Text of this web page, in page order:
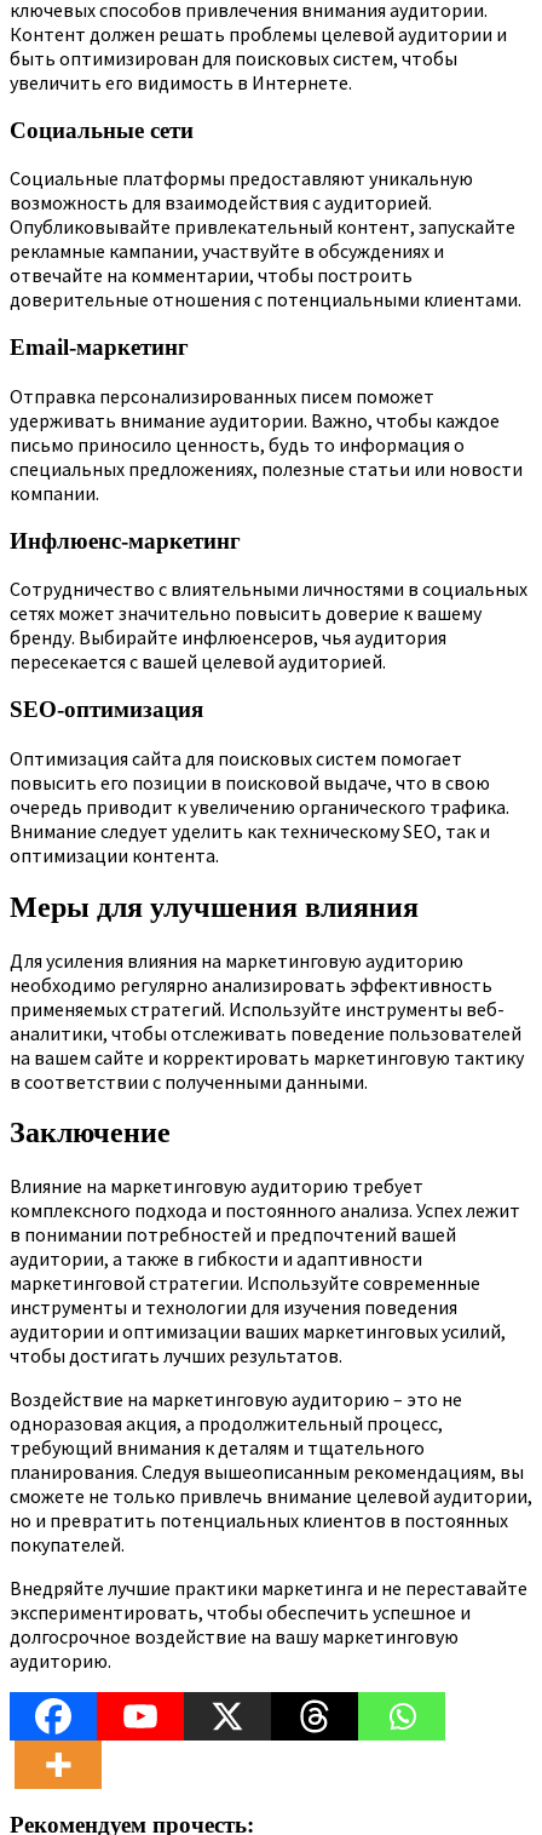
ключевых способов привлечения внимания аудитории.
Контент должен решать проблемы целевой аудитории и
быть оптимизирован для поисковых систем, чтобы
увеличить его видимость в Интернете.
Социальные сети
Социальные платформы предоставляют уникальную
возможность для взаимодействия с аудиторией.
Опубликовывайте привлекательный контент, запускайте
рекламные кампании, участвуйте в обсуждениях и
отвечайте на комментарии, чтобы построить
доверительные отношения с потенциальными клиентами.
Email-маркетинг
Отправка персонализированных писем поможет
удерживать внимание аудитории. Важно, чтобы каждое
письмо приносило ценность, будь то информация о
специальных предложениях, полезные статьи или новости
компании.
Инфлюенс-маркетинг
Сотрудничество с влиятельными личностями в социальных
сетях может значительно повысить доверие к вашему
бренду. Выбирайте инфлюенсеров, чья аудитория
пересекается с вашей целевой аудиторией.
SEO-оптимизация
Оптимизация сайта для поисковых систем помогает
повысить его позиции в поисковой выдаче, что в свою
очередь приводит к увеличению органического трафика.
Внимание следует уделить как техническому SEO, так и
оптимизации контента.
Меры для улучшения влияния
Для усиления влияния на маркетинговую аудиторию
необходимо регулярно анализировать эффективность
применяемых стратегий. Используйте инструменты веб-
аналитики, чтобы отслеживать поведение пользователей
на вашем сайте и корректировать маркетинговую тактику
в соответствии с полученными данными.
Заключение
Влияние на маркетинговую аудиторию требует
комплексного подхода и постоянного анализа. Успех лежит
в понимании потребностей и предпочтений вашей
аудитории, а также в гибкости и адаптивности
маркетинговой стратегии. Используйте современные
инструменты и технологии для изучения поведения
аудитории и оптимизации ваших маркетинговых усилий,
чтобы достигать лучших результатов.
Воздействие на маркетинговую аудиторию – это не
одноразовая акция, а продолжительный процесс,
требующий внимания к деталям и тщательного
планирования. Следуя вышеописанным рекомендациям, вы
сможете не только привлечь внимание целевой аудитории,
но и превратить потенциальных клиентов в постоянных
покупателей.
Внедряйте лучшие практики маркетинга и не переставайте
экспериментировать, чтобы обеспечить успешное и
долгосрочное воздействие на вашу маркетинговую
аудиторию.
Рекомендуем прочесть: